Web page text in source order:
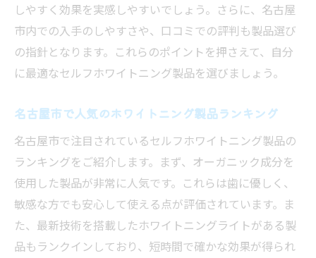
しやすく効果を実感しやすいでしょう。さらに、名古屋
市内での入手のしやすさや、口コミでの評判も製品選び
の指針となります。これらのポイントを押さえて、自分
に最適なセルフホワイトニング製品を選びましょう。
名古屋市で人気のホワイトニング製品ランキング
名古屋市で注目されているセルフホワイトニング製品の
ランキングをご紹介します。まず、オーガニック成分を
使用した製品が非常に人気です。これらは歯に優しく、
敏感な方でも安心して使える点が評価されています。ま
た、最新技術を搭載したホワイトニングライトがある製
品もランクインしており、短時間で確かな効果が得られ